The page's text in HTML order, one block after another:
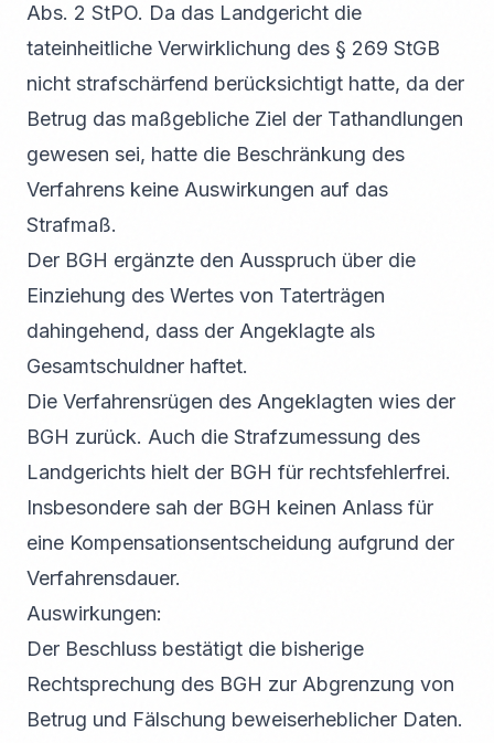
Abs. 2 StPO. Da das Landgericht die
tateinheitliche Verwirklichung des § 269 StGB
nicht strafschärfend berücksichtigt hatte, da der
Betrug das maßgebliche Ziel der Tathandlungen
gewesen sei, hatte die Beschränkung des
Verfahrens keine Auswirkungen auf das
Strafmaß.
Der BGH ergänzte den Ausspruch über die
Einziehung des Wertes von Taterträgen
dahingehend, dass der Angeklagte als
Gesamtschuldner haftet.
Die Verfahrensrügen des Angeklagten wies der
BGH zurück. Auch die Strafzumessung des
Landgerichts hielt der BGH für rechtsfehlerfrei.
Insbesondere sah der BGH keinen Anlass für
eine Kompensationsentscheidung aufgrund der
Verfahrensdauer.
Auswirkungen:
Der Beschluss bestätigt die bisherige
Rechtsprechung des BGH zur Abgrenzung von
Betrug und Fälschung beweiserheblicher Daten.